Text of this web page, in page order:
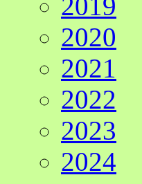
2020
2021
2022
2023
2024